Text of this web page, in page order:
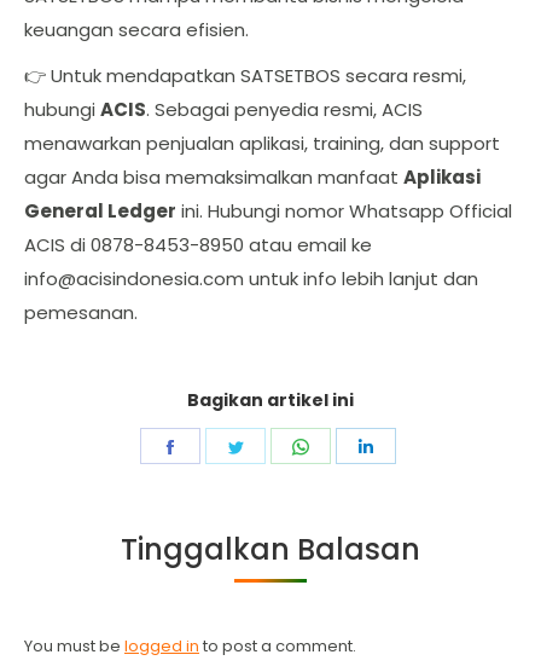
keuangan secara efisien.
👉 Untuk mendapatkan SATSETBOS secara resmi,
hubungi ACIS. Sebagai penyedia resmi, ACIS
menawarkan penjualan aplikasi, training, dan support
agar Anda bisa memaksimalkan manfaat Aplikasi
General Ledger ini. Hubungi nomor Whatsapp Official
ACIS di 0878-8453-8950 atau email ke
info@acisindonesia.com untuk info lebih lanjut dan
pemesanan.
Bagikan artikel ini
Share
Share
Share
Tinggalkan Balasan
You must be logged in to post a comment.